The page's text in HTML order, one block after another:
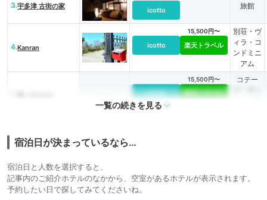
3.宇多津 古街の家 icotto 旅館
4.Kanran icotto
15,500円〜
楽天トラベル
別荘・ヴ
ィラ・コ
ンドミニ
アム
icotto
15,500円〜
楽天トラベル
コテー
一覧の続きを見る
宿泊日が決まっているなら…
宿泊日と人数を選択すると、
記事内のご紹介ホテルのなかから、空室があるホテルが表示されます。
予約したい日で探してみてくださいね。